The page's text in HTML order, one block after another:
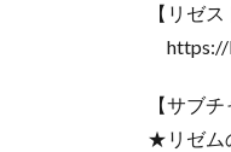
【リゼ
https://
【サブ
★リゼム